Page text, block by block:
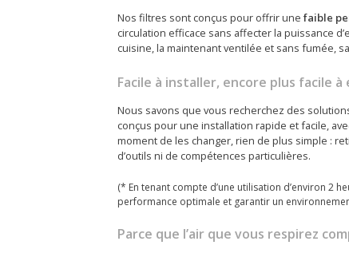
Nos filtres sont conçus pour offrir une faible
circulation efficace sans affecter la puissance
cuisine, la maintenant ventilée et sans fumée,
Facile à installer, encore plus facile
Nous savons que vous recherchez des
conçus pour une installation rapide et facile,
moment de les changer, rien de plus simple :
d’outils ni de compétences particulières.
(* En tenant compte d’une utilisation d’environ 2
performance optimale et garantir un
Parce que l’air que vous respirez